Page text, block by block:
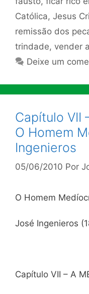
Católica, Jesus
remissão dos
trindade, vender
Deixe um
Capítulo VII
O Homem
Ingenieros
05/06/2010 Por
O Homem
José Ingenieros
Capítulo VII – A